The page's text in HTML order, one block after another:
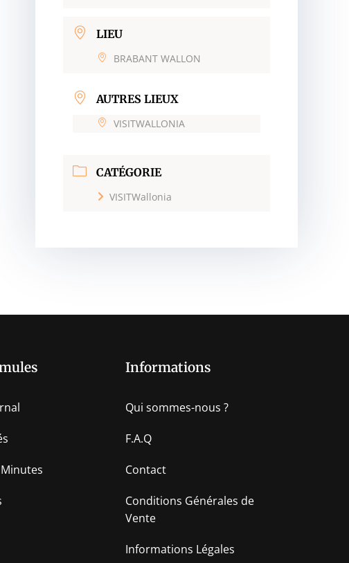
LIEU
BRABANT WALLON
AUTRES LIEUX
VISITWALLONIA
CATÉGORIE
VISITWallonia
Informations
Qui sommes-nous ?
F.A.Q
Contact
Conditions Générales de
Vente
Informations Légales